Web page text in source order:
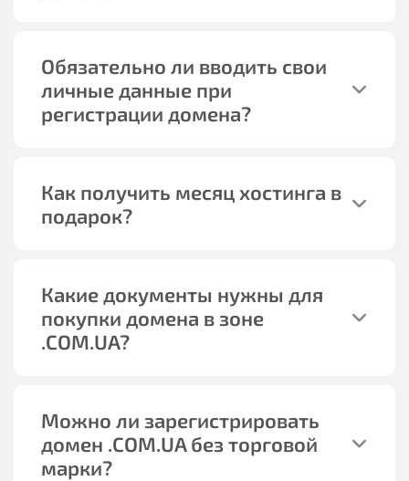
Обязательно ли вводить свои
личные данные при
регистрации домена?
Как получить месяц хостинга в
подарок?
Какие документы нужны для
покупки домена в зоне
.COM.UA?
Можно ли зарегистрировать
домен .COM.UA без торговой
марки?